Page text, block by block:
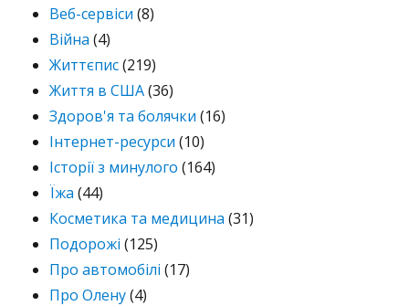
Веб-сервіси (8)
Війна (4)
Життєпис(219)
Життя в США(36)
Здоров'я та болячки (16)
Інтернет-ресурси (10)
Історії з минулого (164)
Їжа (44)
Косметика та медицина (31)
Подорожі (125)
Про автомобілі (17)
Про Олену(4)